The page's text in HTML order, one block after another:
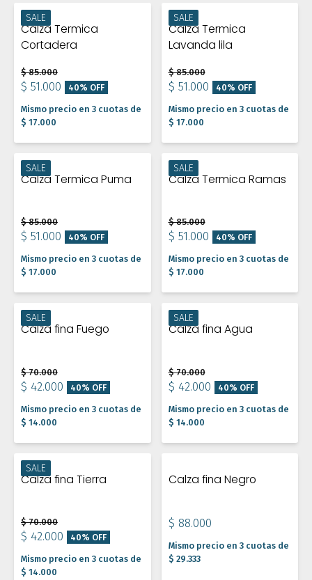
SALE
Calza Termica
Cortadera
$ 85.000
$ 51.000 40% OFF
Mismo precio en 3 cuotas de
$ 17.000
SALE
Calza Termica
Lavanda lila
$ 85.000
$ 51.000 40% OFF
Mismo precio en 3 cuotas de
$ 17.000
SALE
Calza Termica Puma
$ 85.000
$ 51.000 40% OFF
Mismo precio en 3 cuotas de
$ 17.000
SALE
Calza Termica Ramas
$ 85.000
$ 51.000 40% OFF
Mismo precio en 3 cuotas de
$ 17.000
SALE
Calza fina Fuego
$ 70.000
$ 42.000 40% OFF
Mismo precio en 3 cuotas de
$ 14.000
SALE
Calza fina Agua
$ 70.000
$ 42.000 40% OFF
Mismo precio en 3 cuotas de
$ 14.000
SALE
Calza fina Tierra
$ 70.000
$ 42.000 40% OFF
Mismo precio en 3 cuotas de
$ 14.000
Calza fina Negro
$ 88.000
Mismo precio en 3 cuotas de
$ 29.333